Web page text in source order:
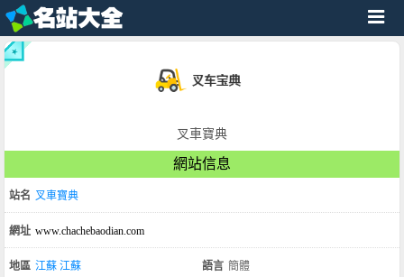
叉車寶典
網站信息
站名 叉車寶典
網址 www.chachebaodian.com
地區 江蘇 江蘇 語言 簡體